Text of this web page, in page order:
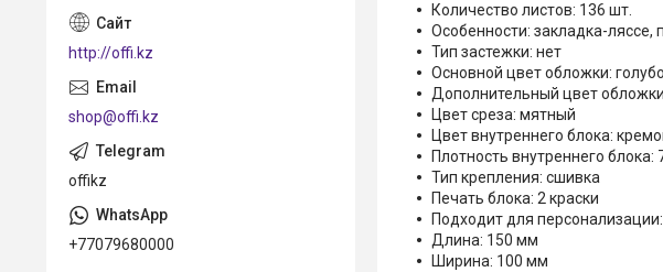
Количество листов: 136 шт.
Особенности: закладка-ляссе,
Тип застежки: нет
Основной цвет обложки:
Дополнительный цвет
Цвет среза: мятный
Цвет внутреннего блока:
Плотность внутреннего блока:
Тип крепления: сшивка
Печать блока: 2 краски
Подходит для
Длина: 150 мм
Ширина: 100 мм
http://offi.kz
shop@offi.kz
offikz
+77079680000